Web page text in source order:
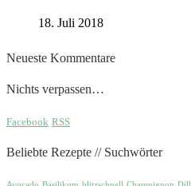
18. Juli 2018
Neueste Kommentare
Nichts verpassen…
Facebook RSS
Beliebte Rezepte // Suchwörter